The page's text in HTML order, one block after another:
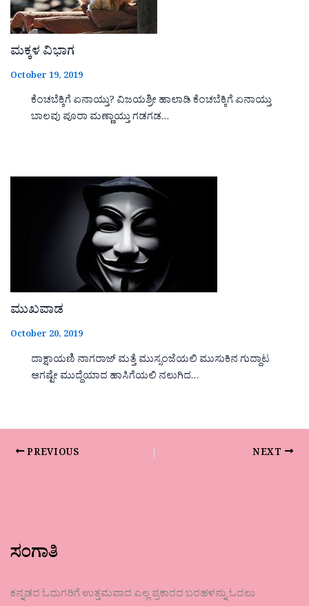
ಮಕ್ಕಳ ವಿಭಾಗ
October 19, 2019
ಕೆಂಚಬೆಕ್ಕಿಗೆ ಏನಾಯ್ತು? ವಿಜಯಶ್ರೀ ಹಾಲಾಡಿ ಕೆಂಚಬೆಕ್ಕಿಗೆ ಏನಾಯ್ತು
ಬಾಲವು ಪೂರಾ ಮಣ್ಣಾಯ್ತು ಗಡಗಡ…
ಮುಖವಾಡ
October 20, 2019
ದಾಕ್ಷಾಯಣಿ ನಾಗರಾಜ್ ಮತ್ತೆ ಮುಸ್ಸಂಜೆಯಲಿ ಮುಸುಕಿನ ಗುದ್ದಾಟ
ಆಗಷ್ಟೇ ಮುದ್ದೆಯಾದ ಹಾಸಿಗೆಯಲಿ ನಲುಗಿದ…
PREVIOUS NEXT
ಸಂಗಾತಿ
ಕನ್ನಡದ ಓದುಗರಿಗೆ ಉತ್ತಮವಾದ ಎಲ್ಲ ಪ್ರಕಾರದ ಬರಹಳನ್ನು ಓದಲು